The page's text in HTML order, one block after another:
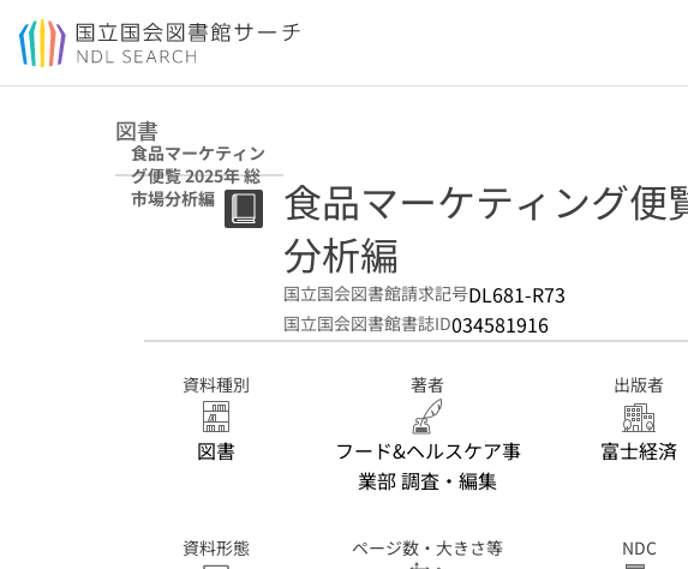
本文へ移動
図書
食品マーケティン
グ便覧 2025年 総
市場分析編
食品マーケティング便
分析編
国立国会図書館請求記号DL681-R73
国立国会図書館書誌ID034581916
資料種別
図書
著者
フード&ヘルスケア事
業部 調査・編集
出版者
富士経済
資料形態 ページ数・大きさ等 NDC